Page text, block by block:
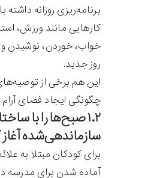
برنامه‌ریزی روزانه داشته
کارهایی مانند ورزش،
خواب، خوردن، نوشیدن
روز جدید.
این‌ هم برخی از
چگونگی ایجاد فضای
۱.۲ صبح‌ها را با
سازماندهی‌شده آغاز
برای کودکان مبتلا به
آماده شدن برای مدرسه